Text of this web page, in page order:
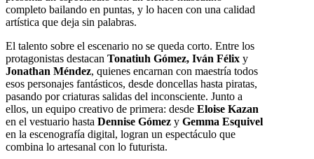
completo bailando en puntas, y lo hacen con una calidad
artística que deja sin palabras.
El talento sobre el escenario no se queda corto. Entre los
protagonistas destacan Tonatiuh Gómez, Iván Félix y
Jonathan Méndez, quienes encarnan con maestría todos
esos personajes fantásticos, desde doncellas hasta piratas,
pasando por criaturas salidas del inconsciente. Junto a
ellos, un equipo creativo de primera: desde Eloise Kazan
en el vestuario hasta Dennise Gómez y Gemma Esquivel
en la escenografía digital, logran un espectáculo que
combina lo artesanal con lo futurista.